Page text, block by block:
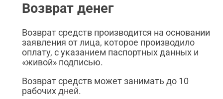
Возврат денег
Возврат средств производится на основании
заявления от лица, которое производило
оплату, с указанием паспортных данных и
«живой» подписью.
Возврат средств может занимать до 10
рабочих дней.